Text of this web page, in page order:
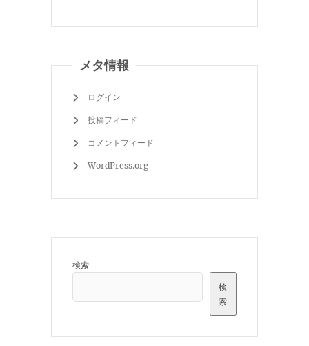
メタ情報
ログイン
投稿フィード
コメントフィード
WordPress.org
検索
検
索